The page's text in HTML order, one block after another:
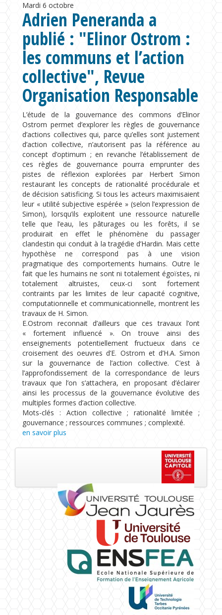
Mardi 6 octobre
Adrien Peneranda a
publié : "Elinor Ostrom :
les communs et l’action
collective", Revue
Organisation Responsable
L’étude de la gouvernance des commons d’Elinor
Ostrom permet d’explorer les règles de gouvernance
d’actions collectives qui, parce qu’elles sont justement
d’action collective, n’autorisent pas la référence au
concept d’optimum ; en revanche l’établissement de
ces règles de gouvernance pourra emprunter des
pistes de réflexion explorées par Herbert Simon
restaurant les concepts de rationalité procédurale et
de décision satisficing. Si tous les acteurs maximisaient
leur « utilité subjective espérée » (selon l’expression de
Simon), lorsqu’ils exploitent une ressource naturelle
telle que l’eau, les pâturages ou les forêts, il se
produirait en effet le phénomène du passager
clandestin qui conduit à la tragédie d’Hardin. Mais cette
hypothèse ne correspond pas à une vision
pragmatique des comportements humains. Outre le
fait que les humains ne sont ni totalement égoïstes, ni
totalement altruistes, ceux-ci sont fortement
contraints par les limites de leur capacité cognitive,
computationnelle et communicationnelle, montrent les
travaux de H. Simon.
E.Ostrom reconnait d’ailleurs que ces travaux l’ont
« fortement influencé ». On trouve ainsi des
enseignements potentiellement fructueux dans ce
croisement des oeuvres d’E. Ostrom et d’H.A. Simon
sur la gouvernance de l’action collective. C’est à
l’approfondissement de la correspondance de leurs
travaux que l’on s’attachera, en proposant d’éclairer
ainsi les processus de la gouvernance évolutive des
multiples formes d’action collective.
Mots-clés : Action collective ; rationalité limitée ;
gouvernance ; ressources communes ; complexité.
en savoir plus